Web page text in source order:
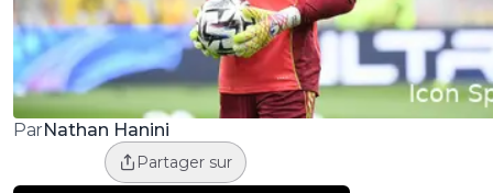
ParNathan Hanini
Partager sur